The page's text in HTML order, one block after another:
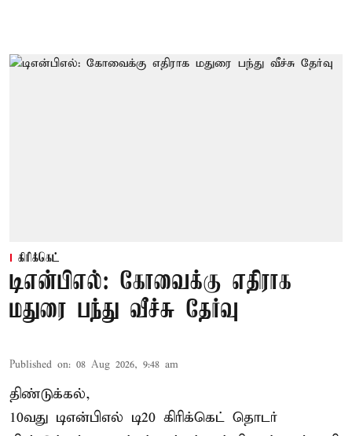
கிரிக்கெட்
டிஎன்பிஎல்: கோவைக்கு எதிராக
மதுரை பந்து வீச்சு தேர்வு
Published on: 08 Aug 2026, 9:48 am
திண்டுக்கல்,
10வது டிஎன்பிஎல் டி20 கிரிக்கெட் தொடர்